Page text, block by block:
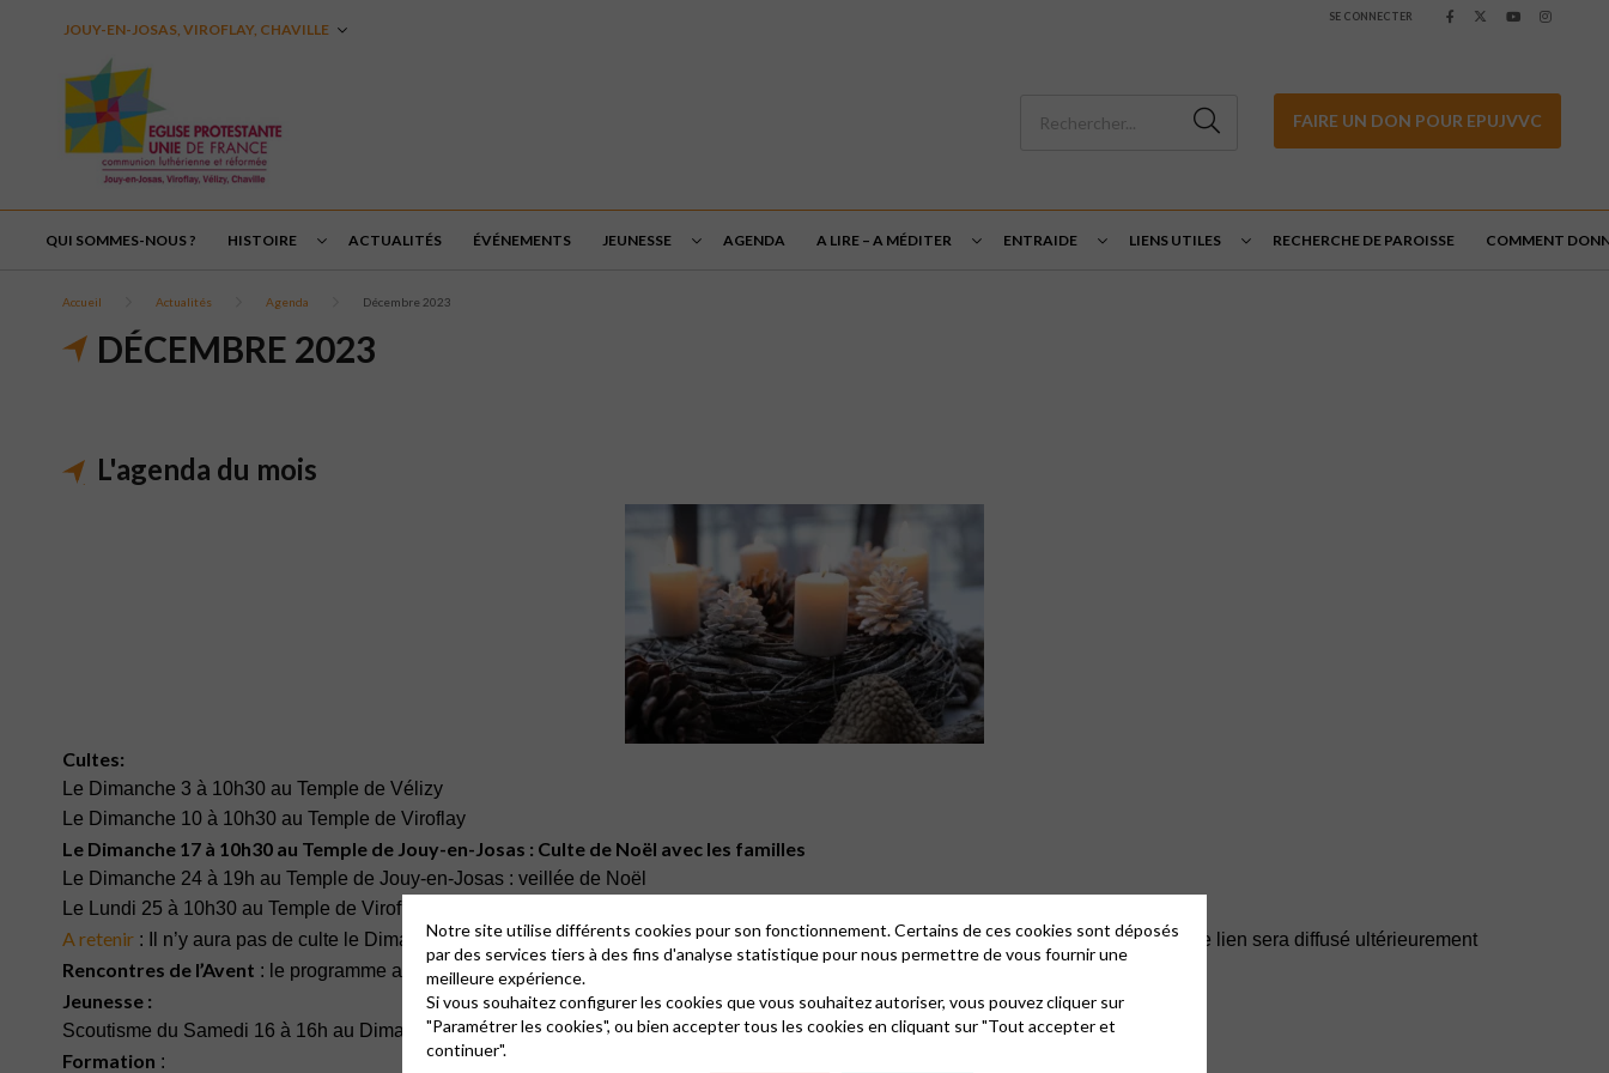
JOUY-EN-JOSAS, VIROFLAY, CHAVILLE
SE CONNECTER
FAIRE UN DON POUR EPUJVVC
QUI SOMMES-NOUS ? HISTOIRE ACTUALITÉS ÉVÉNEMENTS JEUNESSE AGENDA A LIRE – A MÉDITER ENTRAIDE LIENS UTILES RECHERCHE DE PAROISSE COMMENT
Accueil Actualités Agenda Décembre 2023
DÉCEMBRE 2023
L'agenda du mois
Cultes:
Le Dimanche 3 à 10h30 au Temple de Vélizy
Le Dimanche 10 à 10h30 au Temple de Viroflay
Le Dimanche 17 à 10h30 au Temple de Jouy-en-Josas : Culte de Noël avec les familles
Le Dimanche 24 à 19h au Temple de Jouy-en-Josas : veillée de Noël
Le Lundi 25 à 10h30 au Temple de Viroflay : culte de Noël
A retenir : Il n’y aura pas de culte le Dimanche 24 matin ni le Dimanche 31, un culte vidéo est préparé par les pasteurs duconsistoire. Le lien sera diffusé ultérieurement
Rencontres de l’Avent : le programme accessible
via ce lien.
Jeunesse :
Scoutisme du Samedi 16 à 16h au Dimanche 17 à 16h : Weekend louveteaux et éclaireurs à Viroflay et Vélizy
Formation :
Notre site utilise différents cookies pour son fonctionnement. Certains de ces cookies sont déposés
par des services tiers à des fins d'analyse statistique pour nous permettre de vous fournir une
meilleure expérience.
Si vous souhaitez configurer les cookies que vous souhaitez autoriser, vous pouvez cliquer sur
"Paramétrer les cookies", ou bien accepter tous les cookies en cliquant sur "Tout accepter et
continuer".